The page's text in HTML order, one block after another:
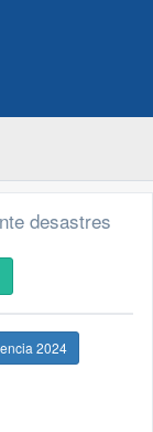
desastres
2024